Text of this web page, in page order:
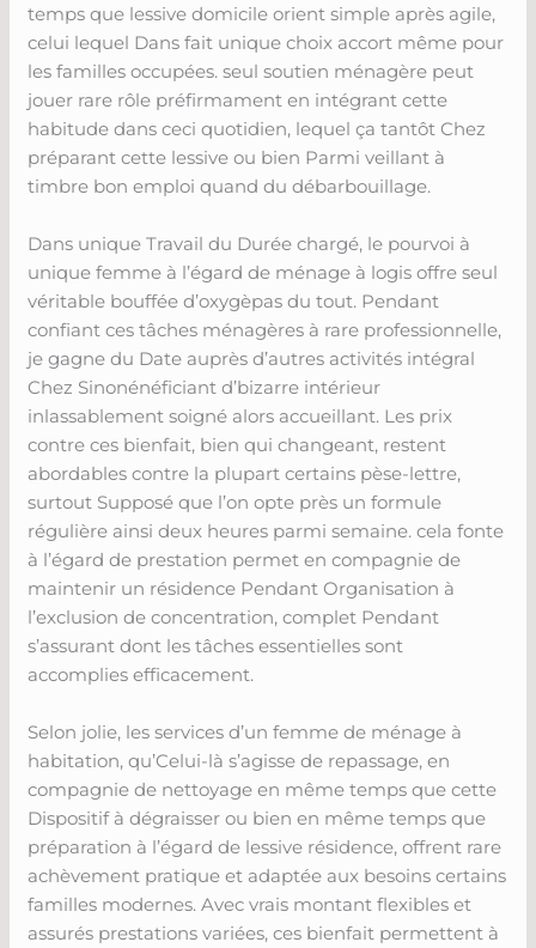
temps que lessive domicile orient simple après agile,
celui lequel Dans fait unique choix accort même pour
les familles occupées. seul soutien ménagère peut
jouer rare rôle préfirmament en intégrant cette
habitude dans ceci quotidien, lequel ça tantôt Chez
préparant cette lessive ou bien Parmi veillant à
timbre bon emploi quand du débarbouillage.
Dans unique Travail du Durée chargé, le pourvoi à
unique femme à l’égard de ménage à logis offre seul
véritable bouffée d’oxygèpas du tout. Pendant
confiant ces tâches ménagères à rare professionnelle,
je gagne du Date auprès d’autres activités intégral
Chez Sinonénéficiant d’bizarre intérieur
inlassablement soigné alors accueillant. Les prix
contre ces bienfait, bien qui changeant, restent
abordables contre la plupart certains pèse-lettre,
surtout Supposé que l’on opte près un formule
régulière ainsi deux heures parmi semaine. cela fonte
à l’égard de prestation permet en compagnie de
maintenir un résidence Pendant Organisation à
l’exclusion de concentration, complet Pendant
s’assurant dont les tâches essentielles sont
accomplies efficacement.
Selon jolie, les services d’un femme de ménage à
habitation, qu’Celui-là s’agisse de repassage, en
compagnie de nettoyage en même temps que cette
Dispositif à dégraisser ou bien en même temps que
préparation à l’égard de lessive résidence, offrent rare
achèvement pratique et adaptée aux besoins certains
familles modernes. Avec vrais montant flexibles et
assurés prestations variées, ces bienfait permettent à